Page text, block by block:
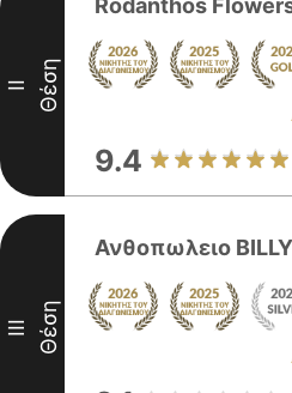
II Θέση
Rodanthos
9.4
III Θέση
Ανθοπωλειο BILLY